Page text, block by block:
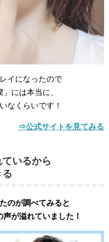
イになったので
」には本当に、
なくらいです！
⇒公式サイトを見てみる
いるから
のが調べてみると
声が溢れていました！